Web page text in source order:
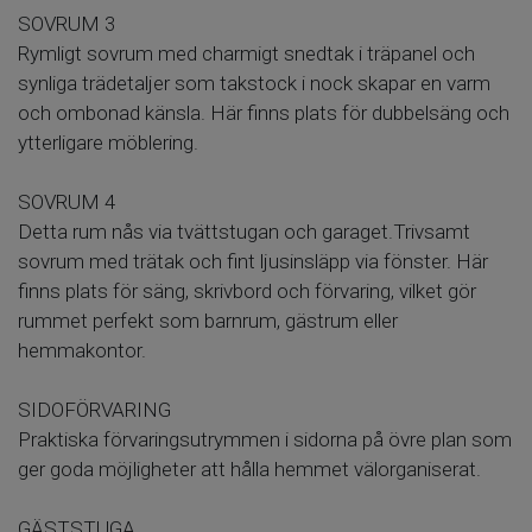
SOVRUM 3
Rymligt sovrum med charmigt snedtak i träpanel och
synliga trädetaljer som takstock i nock skapar en varm
och ombonad känsla. Här finns plats för dubbelsäng och
ytterligare möblering.
SOVRUM 4
Detta rum nås via tvättstugan och garaget.Trivsamt
sovrum med trätak och fint ljusinsläpp via fönster. Här
finns plats för säng, skrivbord och förvaring, vilket gör
rummet perfekt som barnrum, gästrum eller
hemmakontor.
SIDOFÖRVARING
Praktiska förvaringsutrymmen i sidorna på övre plan som
ger goda möjligheter att hålla hemmet välorganiserat.